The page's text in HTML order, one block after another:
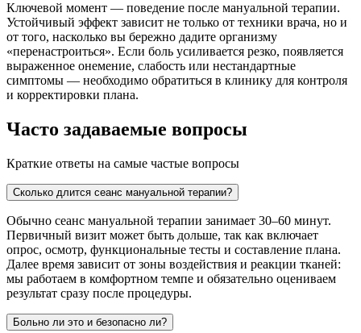
Ключевой момент — поведение после мануальной терапии.
Устойчивый эффект зависит не только от техники врача, но и
от того, насколько вы бережно дадите организму
«перенастроиться». Если боль усиливается резко, появляется
выраженное онемение, слабость или нестандартные
симптомы — необходимо обратиться в клинику для контроля
и корректировки плана.
Часто задаваемые вопросы
Краткие ответы на самые частые вопросы
Сколько длится сеанс мануальной терапии?
Обычно сеанс мануальной терапии занимает 30–60 минут.
Первичный визит может быть дольше, так как включает
опрос, осмотр, функциональные тесты и составление плана.
Далее время зависит от зоны воздействия и реакции тканей:
мы работаем в комфортном темпе и обязательно оцениваем
результат сразу после процедуры.
Больно ли это и безопасно ли?